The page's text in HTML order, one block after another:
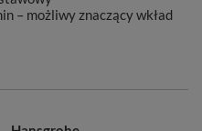
– możliwy znaczący wkład